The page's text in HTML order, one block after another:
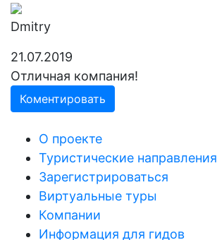
Dmitry
21.07.2019
Отличная компания!
Коментировать
О проекте
Туристические направления
Зарегистрироваться
Виртуальные туры
Компании
Информация для гидов